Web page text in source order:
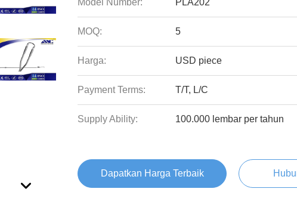
Model Number: PLA202
MOQ: 5
Harga: USD piece
Payment Terms: T/T, L/C
Supply Ability: 100.000 lembar per tahun
Dapatkan Harga Terbaik